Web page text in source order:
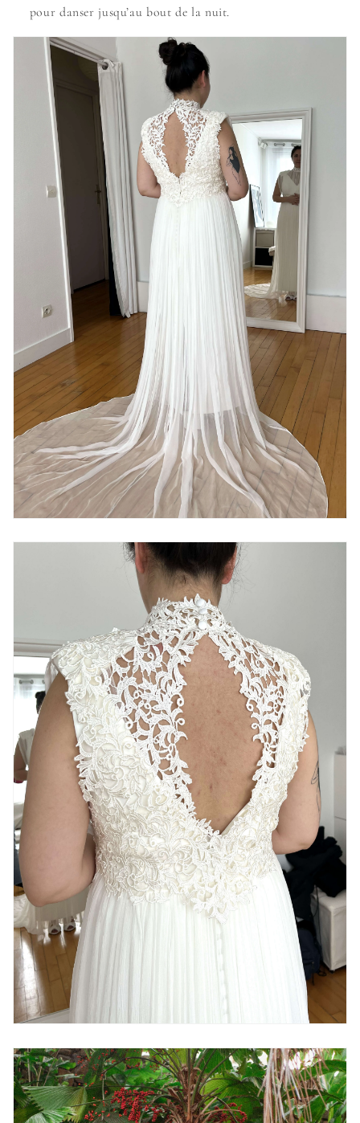
pour danser jusqu’au bout de la nuit.